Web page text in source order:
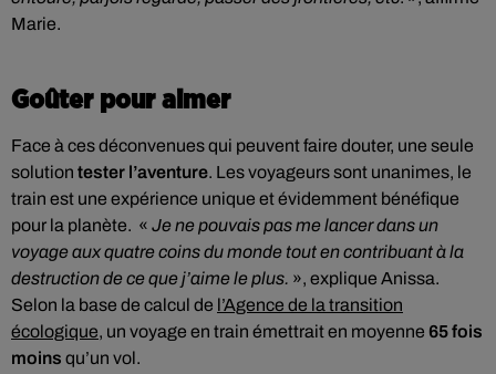
Marie.
Goûter pour aimer
Face à ces déconvenues qui peuvent faire douter, une seule
solution tester l’aventure. Les voyageurs sont unanimes, le
train est une expérience unique et évidemment bénéfique
pour la planète. « Je ne pouvais pas me lancer dans un
voyage aux quatre coins du monde tout en contribuant à la
destruction de ce que j’aime le plus. », explique Anissa.
Selon la base de calcul de l’Agence de la transition
écologique, un voyage en train émettrait en moyenne 65 fois
moins qu’un vol.